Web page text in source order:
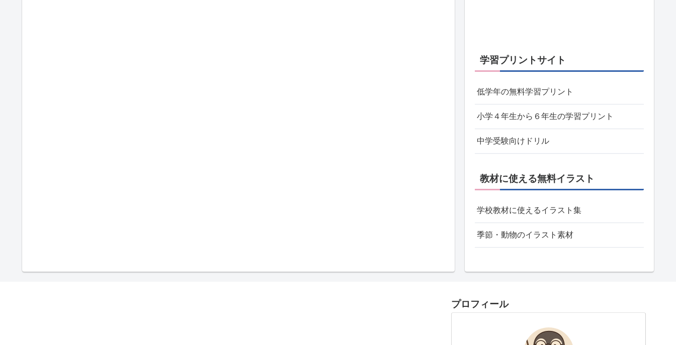
学習プリントサイト
低学年の無料学習プリント
小学４年生から６年生の学習プリント
中学受験向けドリル
教材に使える無料イラスト
学校教材に使えるイラスト集
季節・動物のイラスト素材
プロフィール